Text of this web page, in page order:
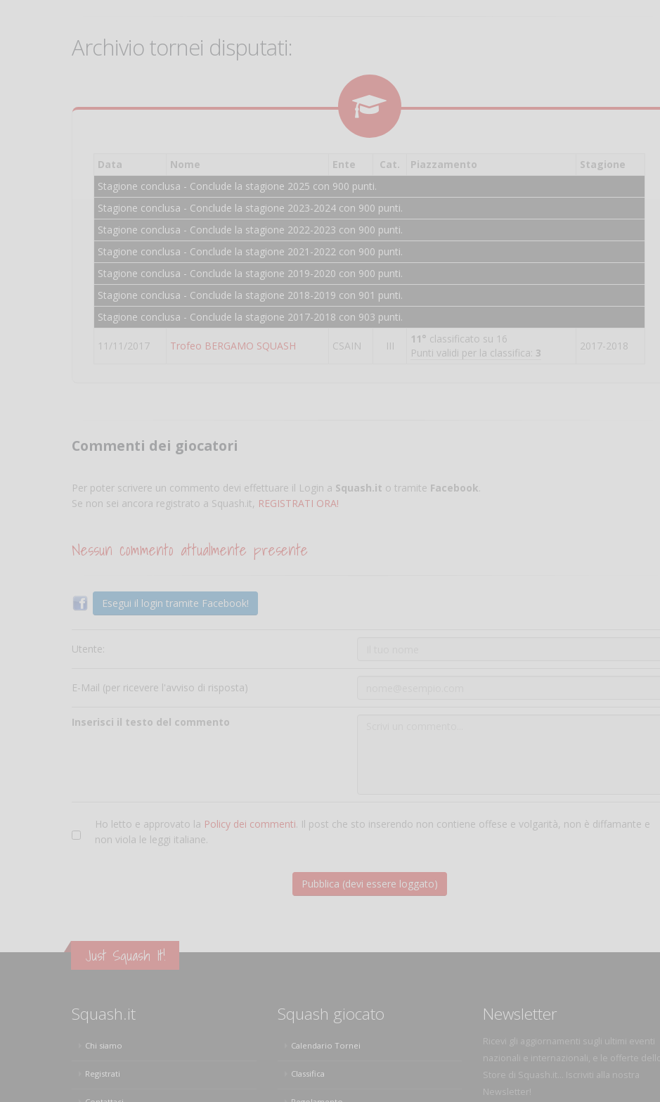
Archivio tornei disputati:
Data Nome Ente Cat. Piazzamento
Stagione
Stagione conclusa - Conclude la stagione 2025 con 900 punti.
Stagione conclusa - Conclude la stagione 2023-2024 con 900 punti.
Stagione conclusa - Conclude la stagione 2022-2023 con 900 punti.
Stagione conclusa - Conclude la stagione 2021-2022 con 900 punti.
Stagione conclusa - Conclude la stagione 2019-2020 con 900 punti.
Stagione conclusa - Conclude la stagione 2018-2019 con 901 punti.
Stagione conclusa - Conclude la stagione 2017-2018 con 903 punti.
11/11/2017 Trofeo BERGAMO SQUASH CSAIN III
11° classificato su 16
Punti validi per la classifica: 3
2017-2018
Commenti dei giocatori
Per poter scrivere un commento devi effettuare il Login a Squash.it o tramite Facebook.
Se non sei ancora registrato a Squash.it, REGISTRATI ORA!
Nessun commento attualmente presente
Esegui il login tramite Facebook!
Utente:
E-Mail (per ricevere l'avviso di risposta)
Inserisci il testo del commento
Ho letto e approvato la Policy dei commenti. Il post che sto inserendo non contiene offese e volgarità, non è diffamante e
non viola le leggi italiane.
Just Squash It!
Squash.it
Chi siamo
Registrati
Squash giocato
Calendario Tornei
Classifica
Newsletter
Ricevi gli aggiornamenti sugli ultimi eventi
nazionali e internazionali, e le offerte dello
Store di Squash.it... Iscriviti alla nostra
Newsletter!